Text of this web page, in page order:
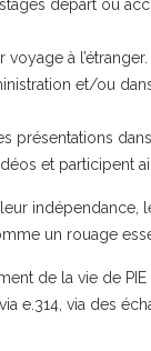
départ ou
à l’étranger.
et/ou
présentations
et participent
un rouage
de la vie de
e.314, via des